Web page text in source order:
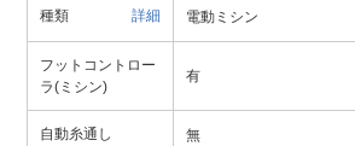
種類 詳細 電動ミシン
フットコントロー
ラ(ミシン)
有
自動糸通し 無